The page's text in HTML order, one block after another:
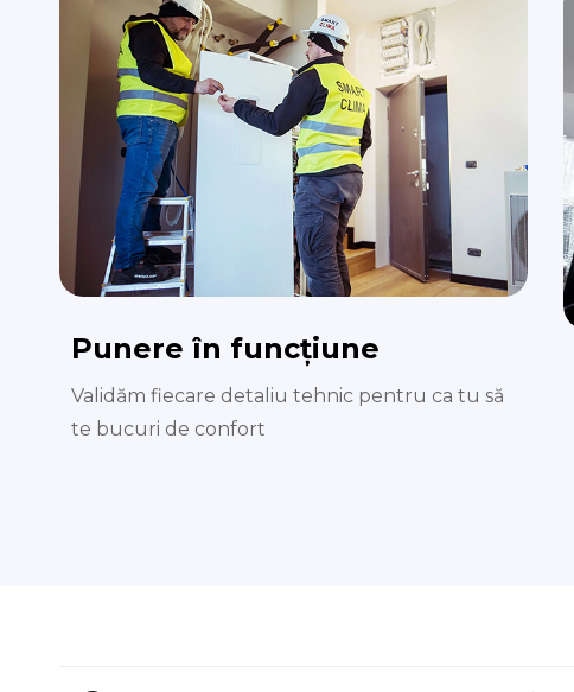
Punere în funcțiune
Validăm fiecare detaliu tehnic pentru ca tu să
te bucuri de confort